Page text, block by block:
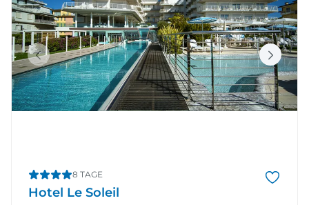
8 TAGE
Hotel Le Soleil